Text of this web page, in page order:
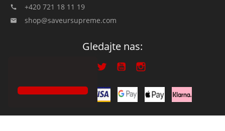
 +420 721 18 11 19
 shop@saveursupreme.com
Gledajte nas: